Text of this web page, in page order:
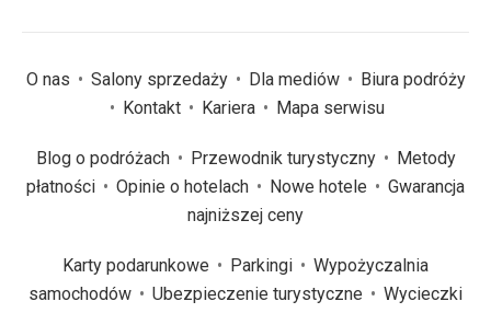
O nas Salony sprzedaży Dla mediów
Biura podróży
Kontakt
Kariera Mapa serwisu
Blog o podróżach Przewodnik turystyczny
Metody
płatności
Opinie o hotelach Nowe hotele
Gwarancja
najniższej ceny
Karty podarunkowe Parkingi
Wypożyczalnia
samochodów
Ubezpieczenie turystyczne
Wycieczki